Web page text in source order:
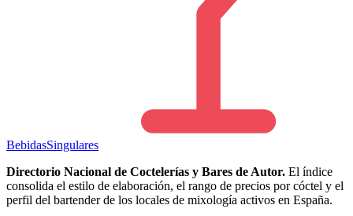
BebidasSingulares
Directorio Nacional de Coctelerías y Bares de Autor. El índice
consolida el estilo de elaboración, el rango de precios por cóctel y el
perfil del bartender de los locales de mixología activos en España.